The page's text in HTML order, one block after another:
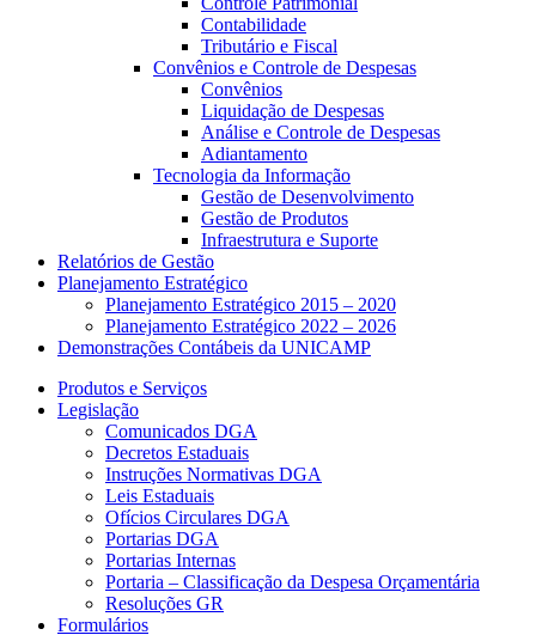
Contabilidade
Tributário e Fiscal
Convênios e Controle de Despesas
Convênios
Liquidação de Despesas
Análise e Controle de Despesas
Adiantamento
Tecnologia da Informação
Gestão de Desenvolvimento
Gestão de Produtos
Infraestrutura e Suporte
Relatórios de Gestão
Planejamento Estratégico
Planejamento Estratégico 2015 – 2020
Planejamento Estratégico 2022 – 2026
Demonstrações Contábeis da UNICAMP
Produtos e Serviços
Legislação
Comunicados DGA
Decretos Estaduais
Instruções Normativas DGA
Leis Estaduais
Ofícios Circulares DGA
Portarias DGA
Portarias Internas
Portaria – Classificação da Despesa Orçamentária
Resoluções GR
Formulários